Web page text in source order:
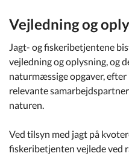
Vejledning og
Jagt- og fiskeribetjentene
vejledning og oplysning, og
naturmæssige opgaver,
relevante
naturen.
Ved tilsyn med jagt på
fiskeribetjenten vejlede ved